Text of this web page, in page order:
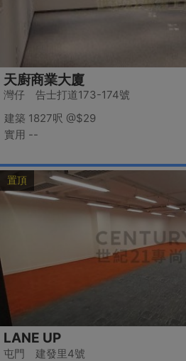
天廚商業大廈
灣仔 告士打道173-174號
建築 1827呎 @$29
實用 --
置頂
LANE UP
屯門 建發里4號